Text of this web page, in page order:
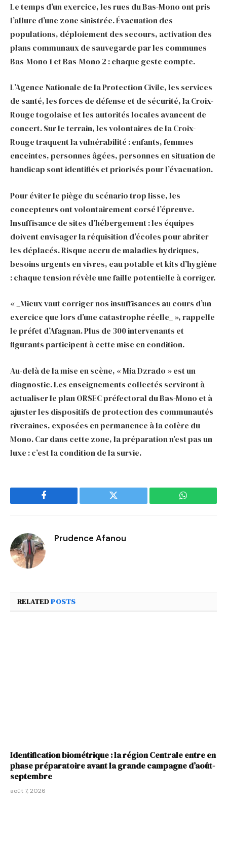
Le temps d’un exercice, les rues du Bas-Mono ont pris
l’allure d’une zone sinistrée. Évacuation des
populations, déploiement des secours, activation des
plans communaux de sauvegarde par les communes
Bas-Mono 1 et Bas-Mono 2 : chaque geste compte.
L’Agence Nationale de la Protection Civile, les services
de santé, les forces de défense et de sécurité, la Croix-
Rouge togolaise et les autorités locales avancent de
concert. Sur le terrain, les volontaires de la Croix-
Rouge traquent la vulnérabilité : enfants, femmes
enceintes, personnes âgées, personnes en situation de
handicap sont identifiés et priorisés pour l’évacuation.
Pour éviter le piège du scénario trop lisse, les
concepteurs ont volontairement corsé l’épreuve.
Insuffisance de sites d’hébergement : les équipes
doivent envisager la réquisition d’écoles pour abriter
les déplacés. Risque accru de maladies hydriques,
besoins urgents en vivres, eau potable et kits d’hygiène
: chaque tension révèle une faille potentielle à corriger.
« _Mieux vaut corriger nos insuffisances au cours d’un
exercice que lors d’une catastrophe réelle_ », rappelle
le préfet d’Afagnan. Plus de 300 intervenants et
figurants participent à cette mise en condition.
Au-delà de la mise en scène, « Mia Dzrado » est un
diagnostic. Les enseignements collectés serviront à
actualiser le plan ORSEC préfectoral du Bas-Mono et à
ajuster les dispositifs de protection des communautés
riveraines, exposées en permanence à la colère du
Mono. Car dans cette zone, la préparation n’est pas un
luxe : c’est la condition de la survie.
Facebook Twitter WhatsApp
Prudence Afanou
RELATEDPOSTS
Identification biométrique : la région Centrale entre en
phase préparatoire avant la grande campagne d’août-
septembre
août 7, 2026